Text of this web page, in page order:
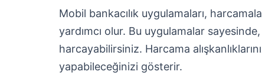
Mobil bankacılık uygulamaları,
yardımcı olur. Bu uygulamalar sayesinde,
harcayabilirsiniz. Harcama
yapabileceğinizi gösterir.